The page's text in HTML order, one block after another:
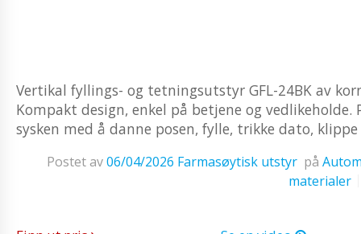
Vertikal fyllings- og tetningsutstyr GFL-24BK av
Kompakt design, enkel på betjene og
sysken med å danne posen, fylle, trikke dato,
Postet av06/04/2026 Farmasøytisk utstyr på
materialer